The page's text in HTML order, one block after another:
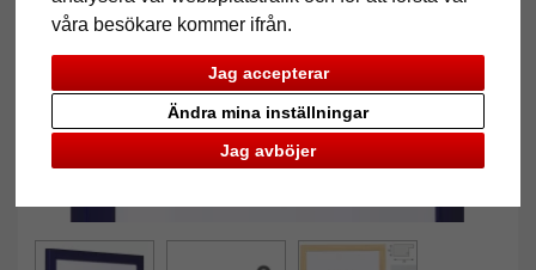
våra besökare kommer ifrån.
Jag accepterar
Jag avböjer
Ändra mina inställningar